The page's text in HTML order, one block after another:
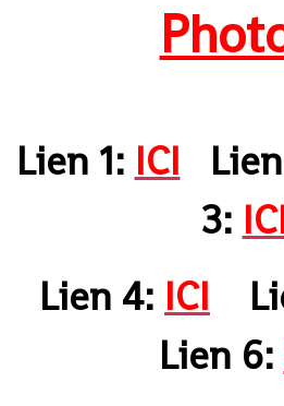
Lien 1: ICI
3:
Lien 4: ICI
Lien 6: